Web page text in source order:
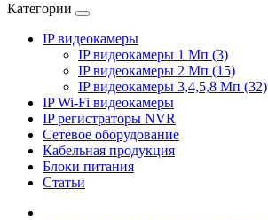
Категории
IP видеокамеры
IP видеокамеры 1 Мп (3)
IP видеокамеры 2 Мп (15)
IP видеокамеры 3,4,5,8 Мп (32)
IP Wi-Fi видеокамеры
IP регистраторы NVR
Сетевое оборудование
Кабельная продукция
Блоки питания
Статьи